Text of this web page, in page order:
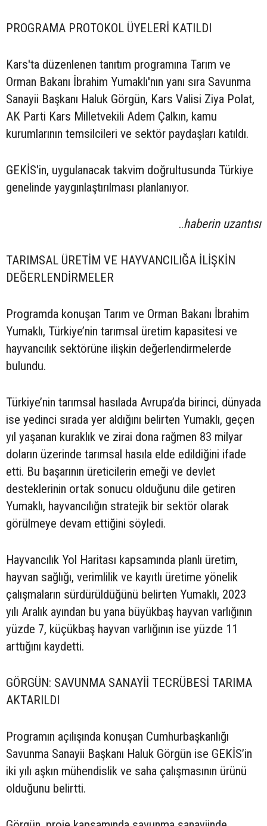
PROGRAMA PROTOKOL ÜYELERİ KATILDI
Kars'ta düzenlenen tanıtım programına Tarım ve
Orman Bakanı İbrahim Yumaklı'nın yanı sıra Savunma
Sanayii Başkanı Haluk Görgün, Kars Valisi Ziya Polat,
AK Parti Kars Milletvekili Adem Çalkın, kamu
kurumlarının temsilcileri ve sektör paydaşları katıldı.
GEKİS'in, uygulanacak takvim doğrultusunda Türkiye
genelinde yaygınlaştırılması planlanıyor.
..haberin uzantısı
TARIMSAL ÜRETİM VE HAYVANCILIĞA İLİŞKİN
DEĞERLENDİRMELER
Programda konuşan Tarım ve Orman Bakanı İbrahim
Yumaklı, Türkiye’nin tarımsal üretim kapasitesi ve
hayvancılık sektörüne ilişkin değerlendirmelerde
bulundu.
Türkiye’nin tarımsal hasılada Avrupa’da birinci, dünyada
ise yedinci sırada yer aldığını belirten Yumaklı, geçen
yıl yaşanan kuraklık ve zirai dona rağmen 83 milyar
doların üzerinde tarımsal hasıla elde edildiğini ifade
etti. Bu başarının üreticilerin emeği ve devlet
desteklerinin ortak sonucu olduğunu dile getiren
Yumaklı, hayvancılığın stratejik bir sektör olarak
görülmeye devam ettiğini söyledi.
Hayvancılık Yol Haritası kapsamında planlı üretim,
hayvan sağlığı, verimlilik ve kayıtlı üretime yönelik
çalışmaların sürdürüldüğünü belirten Yumaklı, 2023
yılı Aralık ayından bu yana büyükbaş hayvan varlığının
yüzde 7, küçükbaş hayvan varlığının ise yüzde 11
arttığını kaydetti.
GÖRGÜN: SAVUNMA SANAYİİ TECRÜBESİ TARIMA
AKTARILDI
Programın açılışında konuşan Cumhurbaşkanlığı
Savunma Sanayii Başkanı Haluk Görgün ise GEKİS’in
iki yılı aşkın mühendislik ve saha çalışmasının ürünü
olduğunu belirtti.